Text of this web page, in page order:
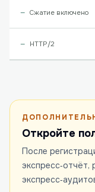
Сжатие включено
HTTP/2
Откройте
После
экспресс‑отчёт,